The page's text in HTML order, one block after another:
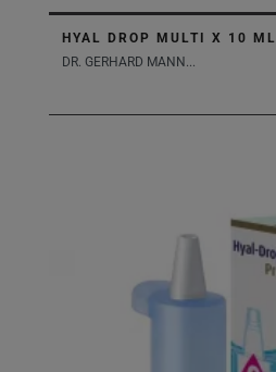
HYAL DROP MULTI X 10 ML
DR. GERHARD MANN...